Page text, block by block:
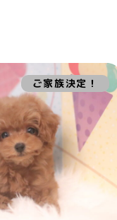
ご家族決定！